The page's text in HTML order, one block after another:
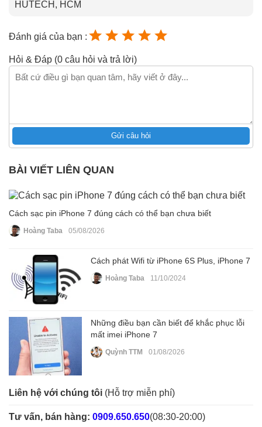
HUTECH, HCM
Đánh giá của bạn :
Hỏi & Đáp (0 câu hỏi và trả lời)
Gửi câu hỏi
BÀI VIẾT LIÊN QUAN
Cách sạc pin iPhone 7 đúng cách có thể bạn chưa biết
Hoàng Taba 05/08/2026
Cách phát Wifi từ iPhone 6S Plus, iPhone 7
Hoàng Taba 11/10/2024
Những điều bạn cần biết để khắc phục lỗi
mất imei iPhone 7
Quỳnh TTM 01/08/2026
Liên hệ với chúng tôi (Hỗ trợ miễn phí)
Tư vấn, bán hàng: 0909.650.650(08:30-20:00)